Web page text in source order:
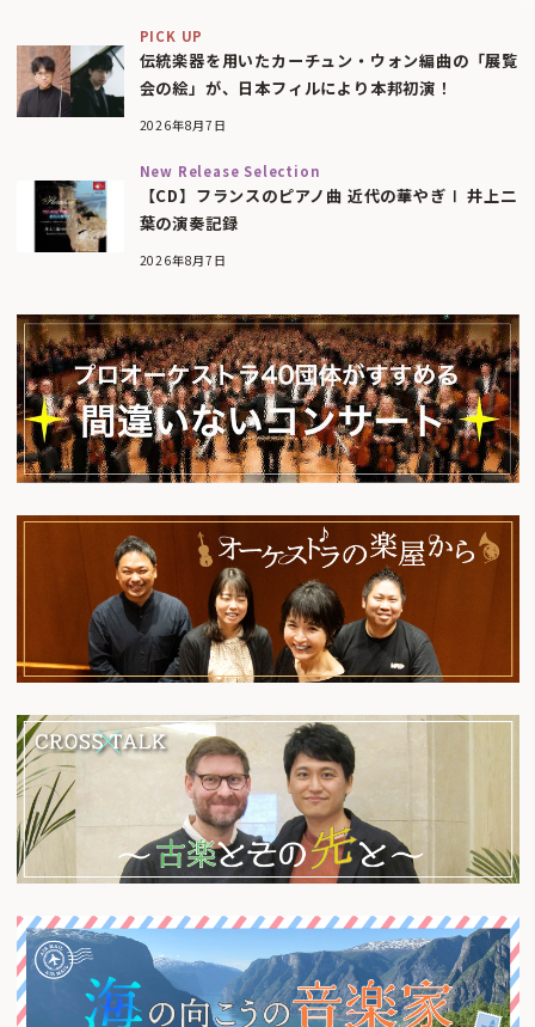
PICK UP
伝統楽器を用いたカーチュン・ウォン編曲の「展覧
会の絵」が、日本フィルにより本邦初演！
2026年8月7日
New Release Selection
【CD】フランスのピアノ曲 近代の華やぎⅠ 井上二
葉の演奏記録
2026年8月7日